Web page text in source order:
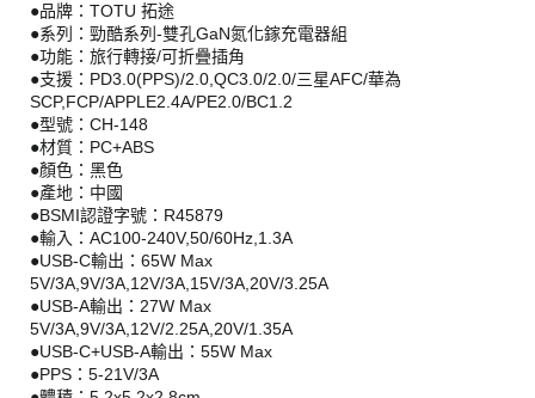
●品牌：TOTU 拓途
●系列：勁酷系列-雙孔GaN氮化鎵充電器組
●功能：旅行轉接/可折疊插角
●支援：PD3.0(PPS)/2.0,QC3.0/2.0/三星AFC/華為
SCP,FCP/APPLE2.4A/PE2.0/BC1.2
●型號：CH-148
●材質：PC+ABS
●顏色：黑色
●產地：中國
●BSMI認證字號：R45879
●輸入：AC100-240V,50/60Hz,1.3A
●USB-C輸出：65W Max
5V/3A,9V/3A,12V/3A,15V/3A,20V/3.25A
●USB-A輸出：27W Max
5V/3A,9V/3A,12V/2.25A,20V/1.35A
●USB-C+USB-A輸出：55W Max
●PPS：5-21V/3A